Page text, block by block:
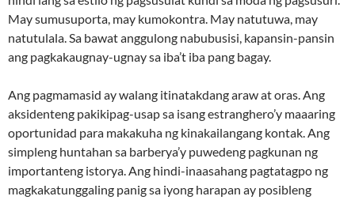
May sumusuporta, may kumokontra. May natutuwa, may
natutulala. Sa bawat anggulong nabubusisi, kapansin-pansin
ang pagkakaugnay-ugnay sa iba’t iba pang bagay.
Ang pagmamasid ay walang itinatakdang araw at oras. Ang
aksidenteng pakikipag-usap sa isang estranghero’y maaaring
oportunidad para makakuha ng kinakailangang kontak. Ang
simpleng huntahan sa barberya’y puwedeng pagkunan ng
importanteng istorya. Ang hindi-inaasahang pagtatagpo ng
magkakatunggaling panig sa iyong harapan ay posibleng